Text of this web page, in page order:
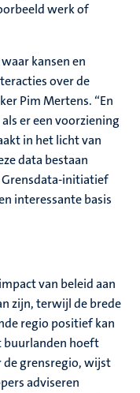
werk of
kansen en
over de
Pim Mertens. “En
er een voorziening
in het licht van
data bestaan
initiatief
interessante basis
van beleid aan
zijn, terwijl de brede
regio positief kan
buurlanden hoeft
grensregio, wijst
adviseren